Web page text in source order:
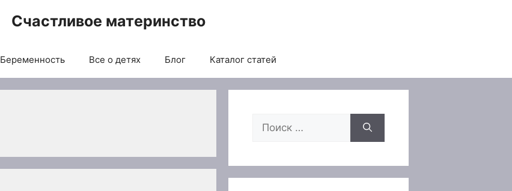
Счастливое материнство
Беременность Все о детях Блог Каталог статей
Поиск: